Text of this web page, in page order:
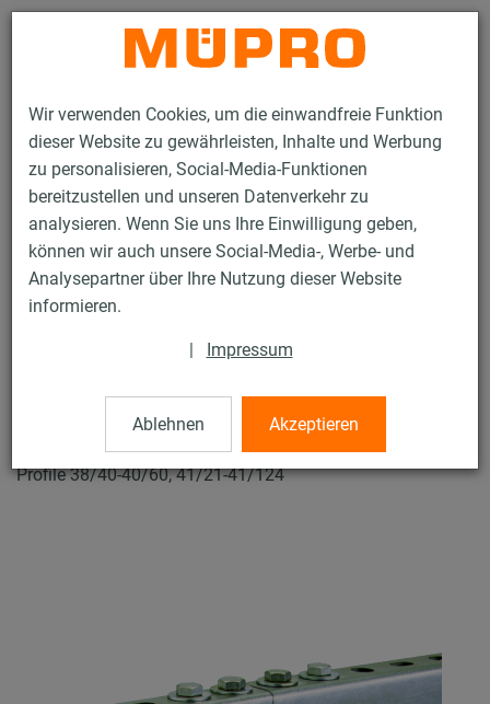
Wir verwenden Cookies, um die einwandfreie Funktion
dieser Website zu gewährleisten, Inhalte und Werbung
zu personalisieren, Social-Media-Funktionen
bereitzustellen und unseren Datenverkehr zu
analysieren. Wenn Sie uns Ihre Einwilligung geben,
können wir auch unsere Social-Media-, Werbe- und
Analysepartner über Ihre Nutzung dieser Website
informieren.
| Impressum
Ablehnen Akzeptieren
Kontakt
Produkte Befestigungstechnik
Installationsschienen
Schienenverbinder
Schienenverbinder
V4A MPC/MPR-Schienenverbinder schwere Ausführung für
Profile 38/40-40/60, 41/21-41/124